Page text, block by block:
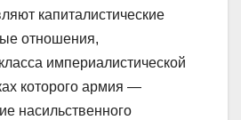
капиталистические
отношения,
империалистической
которого армия —
насильственного